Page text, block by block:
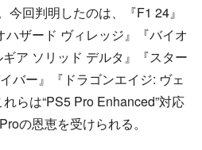
今回判明したのは、『F1 24』
ハザード ヴィレッジ』『バイオ
ア ソリッド デルタ』『スター
バー』『ドラゴンエイジ: ヴェ
らは“PS5 Pro Enhanced”対応
の恩恵を受けられる。